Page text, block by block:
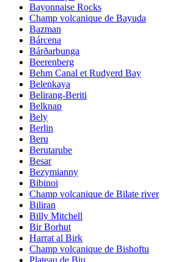
Bayonnaise Rocks
Champ volcanique de Bayuda
Bazman
Bárcena
Bárðarbunga
Beerenberg
Behm Canal et Rudyerd Bay
Belenkaya
Belirang-Beriti
Belknap
Bely
Berlin
Beru
Berutarube
Besar
Bezymianny
Bibinoi
Champ volcanique de Bilate river
Biliran
Billy Mitchell
Bir Borhut
Harrat al Birk
Champ volcanique de Bishoftu
Plateau de Biu